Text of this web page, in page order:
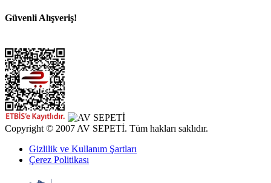
Güvenli Alışveriş!
Copyright © 2007 AV SEPETİ. Tüm hakları saklıdır.
Gizlilik ve Kullanım Şartları
Çerez Politikası